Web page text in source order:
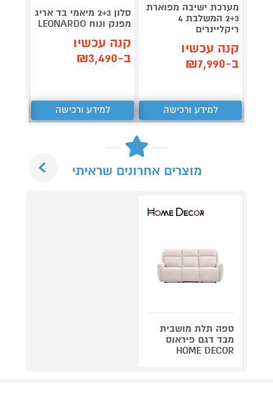
מערכת ישיבה מפוארת
2+3 המשלבת 4
ריקליינרים
קנה עכשיו
ב-₪7,990
למידע ורכישה
סלון 2+3 מיאמי בד אריג
מפנק ונוח LEONARDO
קנה עכשיו
ב-₪3,490
למידע ורכישה
מוצרים אחרונים שראיתי
ספה תלת מושבית
מבד דגם פיראוס
HOME DECOR